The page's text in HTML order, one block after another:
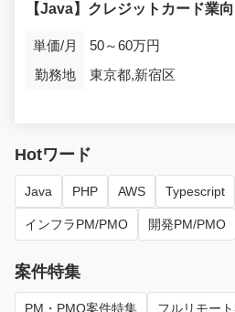
【Java】クレジットカード業
単価/月
50～60万円
勤務地
東京都,新宿区
Hotワード
Java PHP AWS Typescript
インフラPM/PMO 開発PM/PMO
案件特集
PM・PMO案件特集 フルリモー